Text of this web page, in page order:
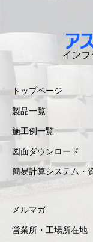
トップページ
製品一覧
施工例一覧
図面ダウンロード
簡易計算システム・
メルマガ
営業所・工場所在地